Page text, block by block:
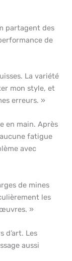
partagent des
de
La variété
mon style, et
erreurs. »
en main. Après
fatigue
avec
de mines
les
»
d’art. Les
aussi